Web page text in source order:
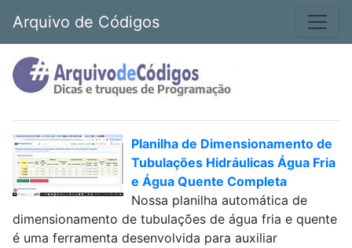
Arquivo de Códigos
Planilha de Dimensionamento de
Tubulações Hidráulicas Água Fria
e Água Quente Completa
Nossa planilha automática de
dimensionamento de tubulações de água fria e quente
é uma ferramenta desenvolvida para auxiliar